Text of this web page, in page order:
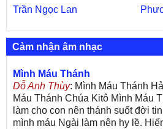
Trần Ngọc Lan
Cảm nhận âm nhạc
Mình Máu Thánh
Dỗ Anh Thùy: Mình Máu Thánh
Máu Thánh Chúa Kitô Mình Máu
làm cho con nên thánh suốt đời
mình máu Ngài làm nên hy lề.